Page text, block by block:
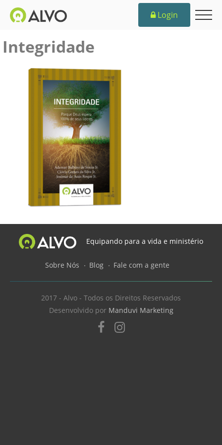
Login
Integridade
Equipando para a vida e ministério
Sobre Nós Blog Fale com a gente
2017 - Alvo - Todos os Direitos Reservados
Desenvolvido por Manduvi Marketing